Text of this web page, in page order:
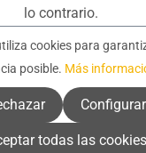
lo contrario.
cookies para
posible. Más
Configurar
todas las cookies